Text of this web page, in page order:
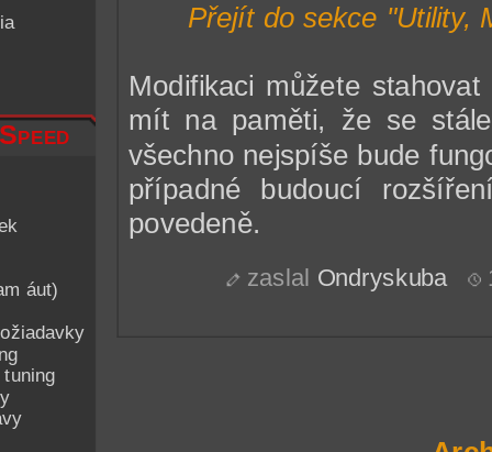
áut)
Přejít do sekce "Utility,
Modifikaci můžete
mít na paměti, že se
všechno nejspíše bude
případné budoucí
povedeně.
zaslal Ondryskuba